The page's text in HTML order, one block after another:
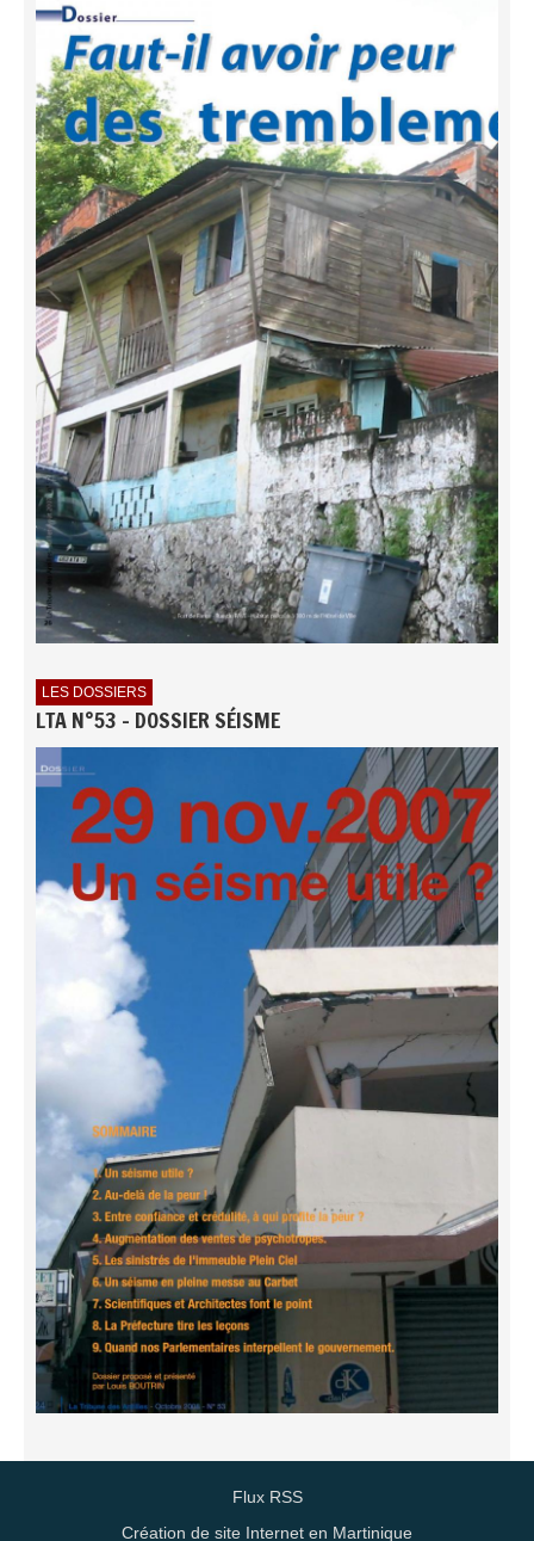
LES DOSSIERS
LTA N°53 - DOSSIER SÉISME
Flux RSS
Création de site Internet en Martinique